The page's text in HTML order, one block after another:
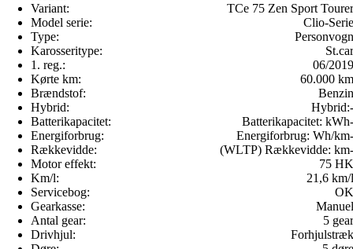
Variant:
TCe 75 Zen Sport Tourer
Model serie:
Clio-Serie
Type:
Personvogn
Karosseritype:
St.car
1. reg.:
06/2019
Kørte km:
60.000 km
Brændstof:
Benzin
Hybrid:
Hybrid:-
Batterikapacitet:
Batterikapacitet: -
kWh
Energiforbrug:
Energiforbrug: -
Wh/km
Rækkevidde:
(WLTP) Rækkevidde: -
km
Motor effekt:
75 HK
Km/l:
21,6 km/l
Servicebog:
OK
Gearkasse:
Manuel
Antal gear:
5 gear
Drivhjul:
Forhjulstræk